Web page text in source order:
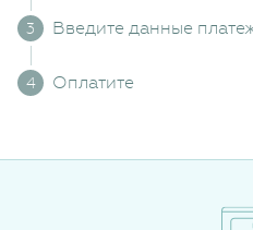
Введите данные
Оплатите